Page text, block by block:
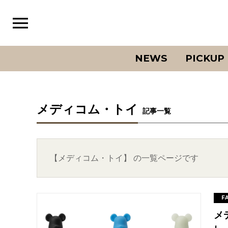
NEWS PICKUP
メディコム・トイ 記事一覧
【メディコム・トイ】 の一覧ページです
メ